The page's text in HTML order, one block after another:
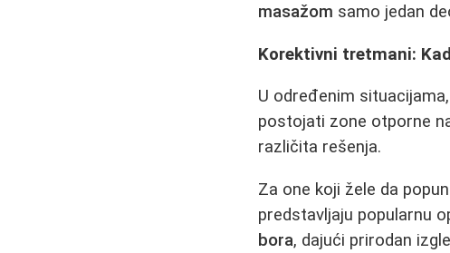
masažom samo jedan
Korektivni tretmani:
U određenim
postojati zone otporne
različita rešenja.
Za one koji žele da
predstavljaju popularnu
bora, dajući prirodan